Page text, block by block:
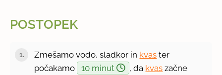
POSTOPEK
Zmešamo vodo, sladkor in kvas ter
počakamo
10 minut , da kvas začne